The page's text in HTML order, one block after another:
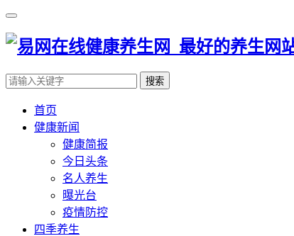
搜索
首页
健康新闻
健康简报
今日头条
名人养生
曝光台
疫情防控
四季养生